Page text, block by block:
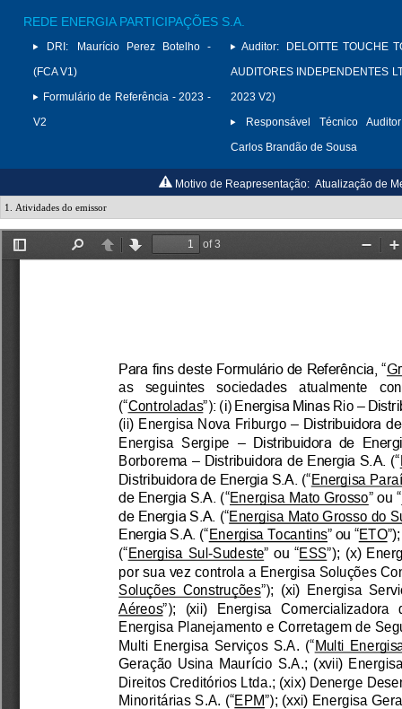
REDE ENERGIA PARTICIPAÇÕES S.A.
DRI:
Maurício Perez Botelho -
(FCA V1)
Formulário de Referência - 2023 -
V2
Auditor:
DELOITTE TOUCHE
AUDITORES INDEPENDENTES
2023 V2)
Responsável Técnico
Carlos Brandão de Sousa
Motivo de Reapresentação: Atualização de